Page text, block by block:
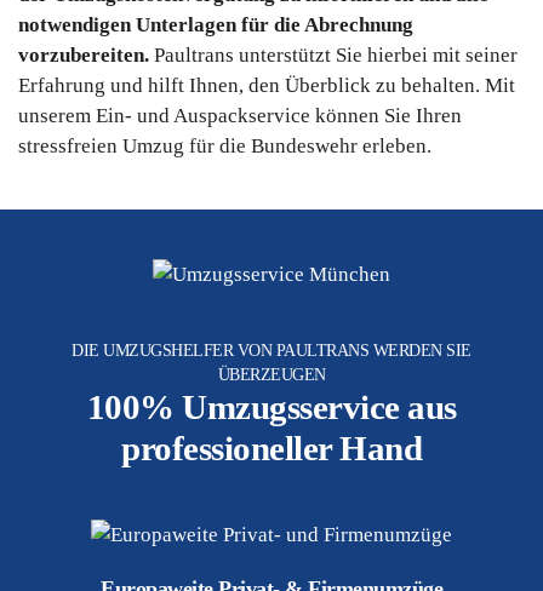
notwendigen Unterlagen für die Abrechnung
vorzubereiten. Paultrans unterstützt Sie hierbei mit seiner
Erfahrung und hilft Ihnen, den Überblick zu behalten. Mit
unserem Ein- und Auspackservice können Sie Ihren
stressfreien Umzug für die Bundeswehr erleben.
DIE UMZUGSHELFER VON PAULTRANS WERDEN SIE
ÜBERZEUGEN
100% Umzugsservice aus
professioneller Hand